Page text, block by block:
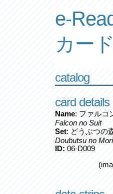
e-
カー
catalog
card details
Name: ファルコ
Falcon no Suit
Set: どうぶつの
Doubutsu no
ID:06-D009